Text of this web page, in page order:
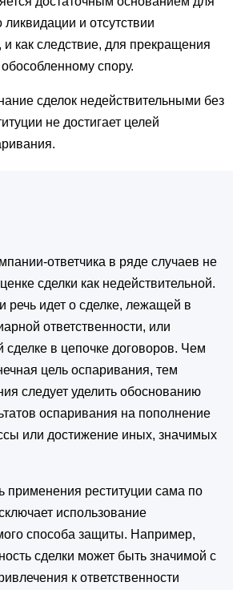
и отсутствии
как следствие, для прекращения
спору.
сделок недействительными без
не достигает целей
ответчика в ряде случаев не
сделки как недействительной.
речь идет о сделке, лежащей в
ответственности, или
сделке в цепочке договоров. Чем
цель оспаривания, тем
следует уделить обоснованию
оспаривания на пополнение
или достижение иных, значимых
применения реституции сама по
использование
способа защиты. Например,
сделки может быть значимой с
к ответственности